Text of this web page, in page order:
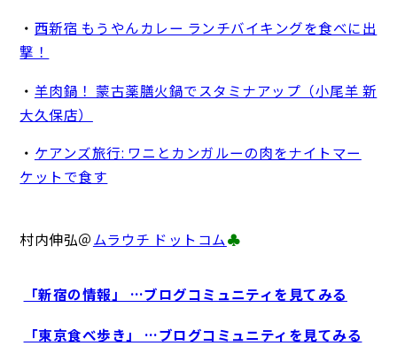
・ 西新宿 もうやんカレー ランチバイキングを食べに出
撃！
・ 羊肉鍋！ 蒙古薬膳火鍋でスタミナアップ（小尾羊 新
大久保店）
・ ケアンズ旅行: ワニとカンガルーの肉をナイトマー
ケットで食す
村内伸弘＠ムラウチ ドットコム♣
「新宿の情報」 …ブログコミュニティを見てみる
「東京食べ歩き」 …ブログコミュニティを見てみる